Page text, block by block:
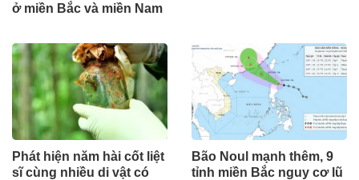
ở miền Bắc và miền Nam
Phát hiện năm hài cốt liệt
sĩ cùng nhiều di vật có
Bão Noul mạnh thêm, 9
tỉnh miền Bắc nguy cơ lũ